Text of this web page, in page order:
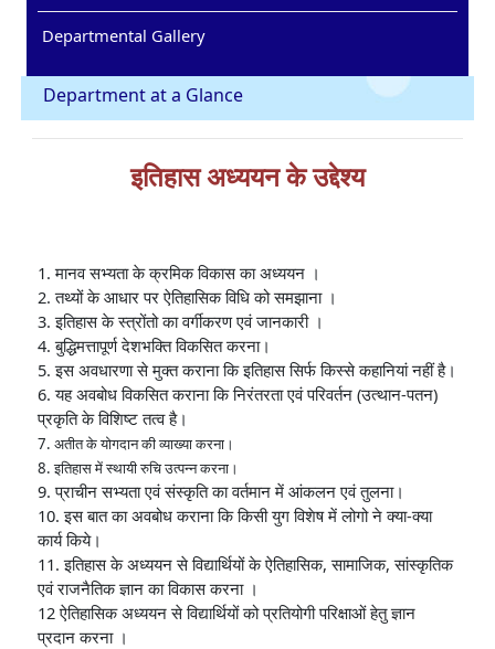
Departmental Gallery
Department at a Glance
इतिहास अध्ययन के उद्देश्य
1. मानव सभ्यता के क्रमिक विकास का अध्ययन ।
2. तथ्यों के आधार पर ऐतिहासिक विधि को समझाना ।
3. इतिहास के स्त्रोंतो का वर्गीकरण एवं जानकारी ।
4. बुद्धिमत्तापूर्ण देशभक्ति विकसित करना।
5. इस अवधारणा से मुक्त कराना कि इतिहास सिर्फ किस्से कहानियां नहीं है।
6. यह अवबोध विकसित कराना कि निरंतरता एवं परिवर्तन (उत्थान-पतन)
प्रकृति के विशिष्ट तत्व है।
7. अतीत के योगदान की व्याख्या करना।
8. इतिहास में स्थायी रुचि उत्पन्न करना।
9. प्राचीन सभ्यता एवं संस्कृति का वर्तमान में आंकलन एवं तुलना।
10. इस बात का अवबोध कराना कि किसी युग विशेष में लोगो ने क्या-क्या
कार्य किये।
11. इतिहास के अध्ययन से विद्यार्थियों के ऐतिहासिक, सामाजिक, सांस्कृतिक
एवं राजनैतिक ज्ञान का विकास करना ।
12 ऐतिहासिक अध्ययन से विद्यार्थियों को प्रतियोगी परिक्षाओं हेतु ज्ञान
प्रदान करना ।